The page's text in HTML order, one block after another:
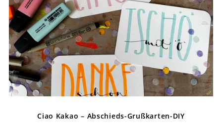
Ciao Kakao – Abschieds-Grußkarten-DIY